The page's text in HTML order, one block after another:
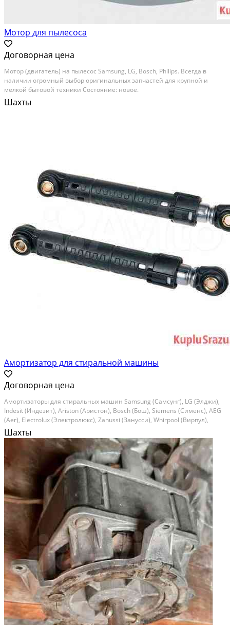
Мотор для пылесоса
Договорная цена
Мотор (двигатель) на пылесос Samsung, LG, Bosch, Philips. Всегда в
наличии огромный выбор оригинальных запчастей для крупной и
мелкой бытовой техники Состояние: новое.
Шахты
Амортизатор для стиральной машины
Договорная цена
Амортизаторы для стиральных машин Samsung (Самсунг), LG (Элджи),
Indesit (Индезит), Ariston (Аристон), Bosch (Бош), Siemens (Сименс), AEG
(Аег), Electrolux (Электролюкс), Zanussi (Занусси), Whirpool (Вирпул),
Gorenje (Горенье), Ardo (Ардо), Beko (Беко), Candy (Канди), Haier (Хайер),
Hansa...
Шахты